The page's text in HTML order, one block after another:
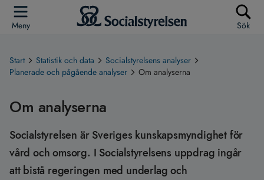
Meny Sök
Start Statistik och data
Socialstyrelsens analyser
Planerade och pågående analyser
Om analyserna
Om analyserna
Socialstyrelsen är Sveriges kunskapsmyndighet för
vård och omsorg. I Socialstyrelsens uppdrag ingår
att bistå regeringen med underlag och